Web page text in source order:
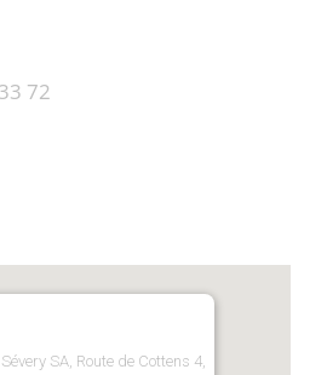
72
SA, Route de Cottens 4,